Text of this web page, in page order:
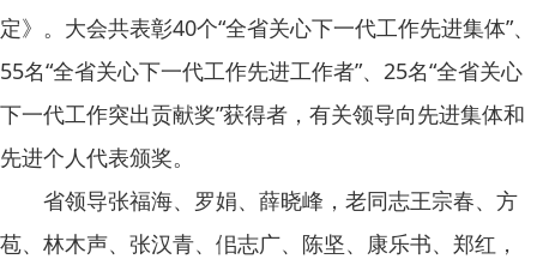
定》。大会共表彰40个“全省关心下一代工作先进集体”、
55名“全省关心下一代工作先进工作者”、25名“全省关心
下一代工作突出贡献奖”获得者，有关领导向先进集体和
先进个人代表颁奖。
省领导张福海、罗娟、薛晓峰，老同志王宗春、方
苞、林木声、张汉青、佀志广、陈坚、康乐书、郑红，